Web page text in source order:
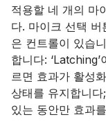
적용할 네 개의 마
다. 마이크 선택 버
은 컨트롤이 있습
합니다:
르면 효과가 활성
상태를 유지합니
있는 동안만 효과